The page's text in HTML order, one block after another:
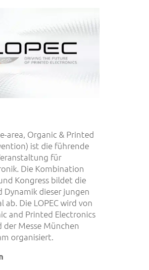
area, Organic & Printed
ist die führende
für
Die Kombination
Kongress bildet die
dieser jungen
Die LOPEC wird von
and Printed Electronics
der Messe München
organisiert.